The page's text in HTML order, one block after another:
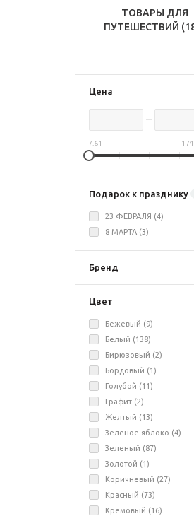
ТОВАРЫ ДЛЯ
ПУТЕШЕСТВИЙ
Цена
7.61
Подарок к празднику
23 ФЕВРАЛЯ (4)
8 МАРТА (3)
Бренд
Цвет
Бежевый (9)
Белый (138)
Бирюзовый (2)
Бордовый (1)
Голубой (11)
Графит (2)
Желтый (13)
Зеленое яблоко (4)
Зеленый (87)
Золотой (1)
Коричневый (27)
Красный (73)
Кремовый (16)